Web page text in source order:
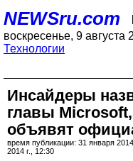
NEWSru.com
воскресенье, 9 августа
Технологии
Инсайдеры
главы
объявят
время публикации: 31 января
2014 г., 12:30